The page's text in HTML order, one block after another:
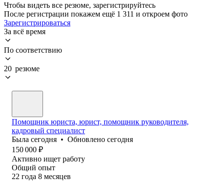
Чтобы видеть все резюме, зарегистрируйтесь
После регистрации покажем ещё 1 311 и откроем фото
Зарегистрироваться
За всё время
По соответствию
20 резюме
Помощник юриста, юрист, помощник руководителя,
кадровый специалист
Была сегодня • Обновлено сегодня
150 000 ₽
Активно ищет работу
Общий опыт
22 года 8 месяцев